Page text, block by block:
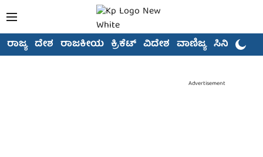
ರಾಜ್ಯ ದೇಶ ರಾಜಕೀಯ ಕ್ರಿಕೆಟ್ ವಿದೇಶ ವಾಣಿಜ್ಯ ಸಿನಿಮಾ
Advertisement